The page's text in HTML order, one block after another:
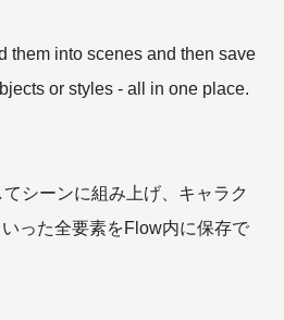
them into scenes and then save
or styles - all in one place.
シーンに組み上げ、キャラク
った全要素をFlow内に保存で